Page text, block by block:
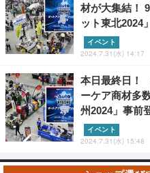
材が大集結！
ット東北2024
イベント
2024.7.31(水) 14:17
本日最終日！
ーケア商材多
州2024」事前
イベント
2024.7.31(水) 15:48